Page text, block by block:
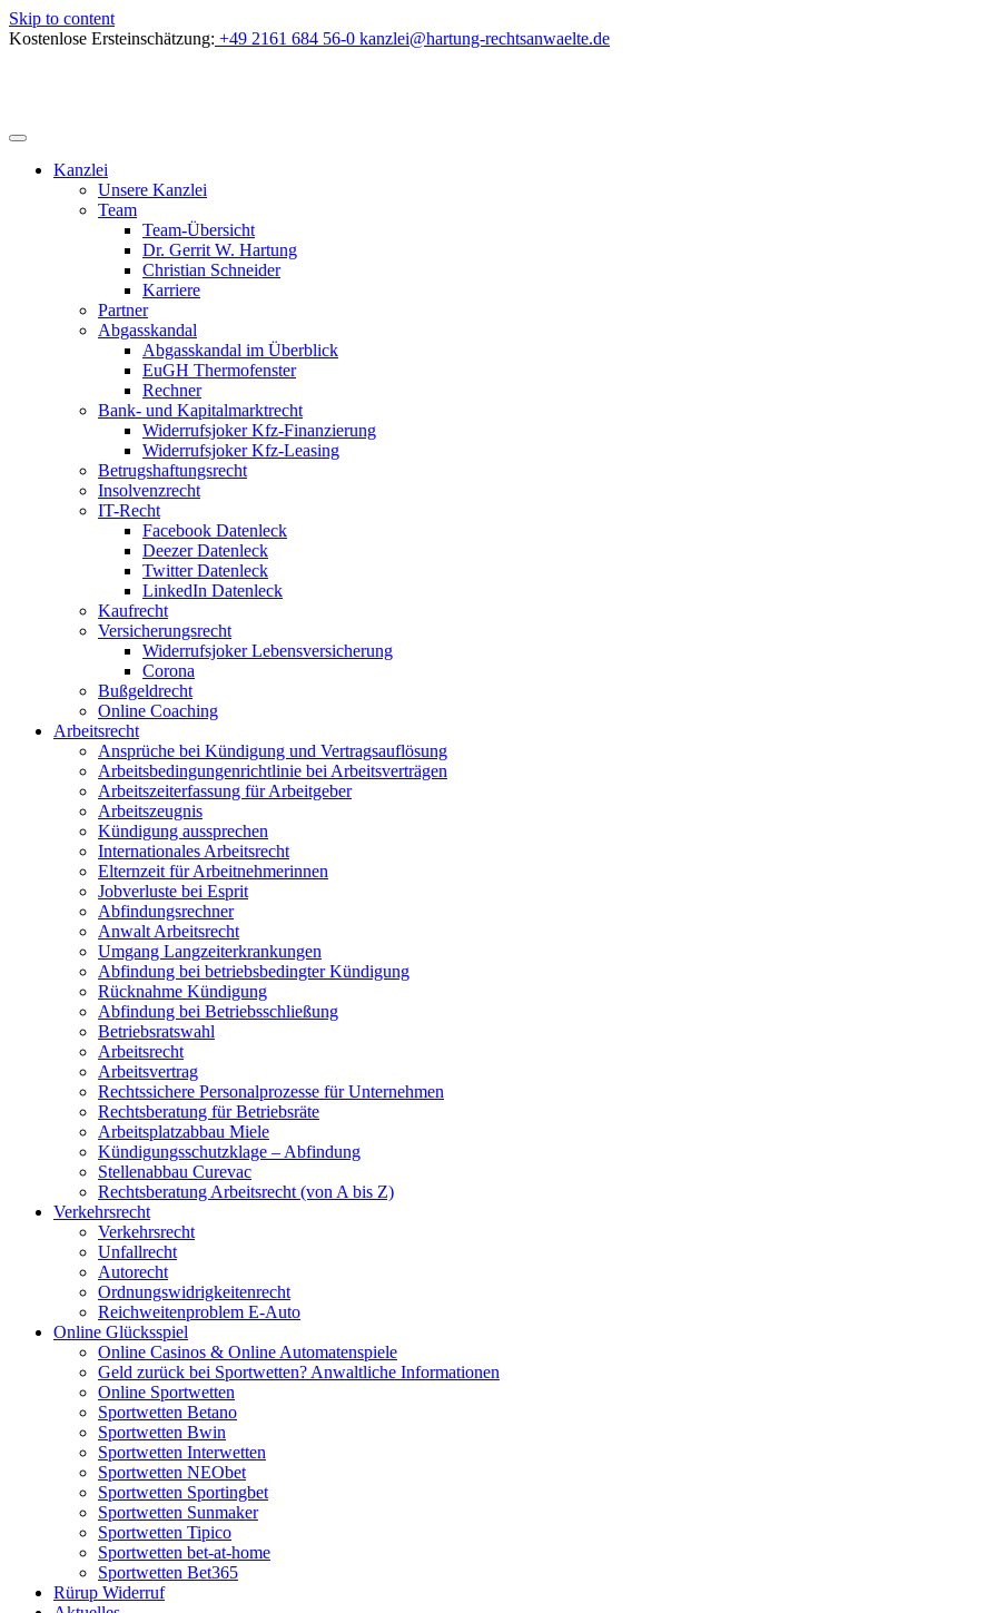
Skip to content
Kostenlose Ersteinschätzung: +49 2161 684 56-0 kanzlei@hartung-rechtsanwaelte.de
Kanzlei
Unsere Kanzlei
Team
Team-Übersicht
Dr. Gerrit W. Hartung
Christian Schneider
Karriere
Partner
Abgasskandal
Abgasskandal im Überblick
EuGH Thermofenster
Rechner
Bank- und Kapitalmarktrecht
Widerrufsjoker Kfz-Finanzierung
Widerrufsjoker Kfz-Leasing
Betrugshaftungsrecht
Insolvenzrecht
IT-Recht
Facebook Datenleck
Deezer Datenleck
Twitter Datenleck
LinkedIn Datenleck
Kaufrecht
Versicherungsrecht
Widerrufsjoker Lebensversicherung
Corona
Bußgeldrecht
Online Coaching
Arbeitsrecht
Ansprüche bei Kündigung und Vertragsauflösung
Arbeitsbedingungenrichtlinie bei Arbeitsverträgen
Arbeitszeiterfassung für Arbeitgeber
Arbeitszeugnis
Kündigung aussprechen
Internationales Arbeitsrecht
Elternzeit für Arbeitnehmerinnen
Jobverluste bei Esprit
Abfindungsrechner
Anwalt Arbeitsrecht
Umgang Langzeiterkrankungen
Abfindung bei betriebsbedingter Kündigung
Rücknahme Kündigung
Abfindung bei Betriebsschließung
Betriebsratswahl
Arbeitsrecht
Arbeitsvertrag
Rechtssichere Personalprozesse für Unternehmen
Rechtsberatung für Betriebsräte
Arbeitsplatzabbau Miele
Kündigungsschutzklage – Abfindung
Stellenabbau Curevac
Rechtsberatung Arbeitsrecht (von A bis Z)
Verkehrsrecht
Verkehrsrecht
Unfallrecht
Autorecht
Ordnungswidrigkeitenrecht
Reichweitenproblem E-Auto
Online Glücksspiel
Online Casinos & Online Automatenspiele
Geld zurück bei Sportwetten? Anwaltliche Informationen
Online Sportwetten
Sportwetten Betano
Sportwetten Bwin
Sportwetten Interwetten
Sportwetten NEObet
Sportwetten Sportingbet
Sportwetten Sunmaker
Sportwetten Tipico
Sportwetten bet-at-home
Sportwetten Bet365
Rürup Widerruf